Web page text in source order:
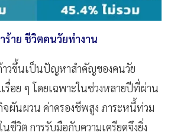
ร้าย ชีวิตคนวัยทำงาน
ก้าวขึ้นเป็นปัญหาสำคัญของคนวัย
รื่อย ๆ โดยเฉพาะในช่วงหลายปีที่ผ่าน
จผันผวน ค่าครองชีพสูง ภาระหนี้ท่วม
ชีวิต การรับมือกับความเครียดจึงยิ่ง